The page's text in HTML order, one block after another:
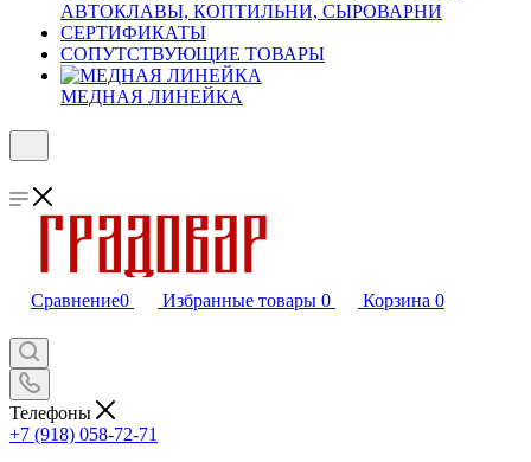
АВТОКЛАВЫ, КОПТИЛЬНИ, СЫРОВАРНИ
СЕРТИФИКАТЫ
СОПУТСТВУЮЩИЕ ТОВАРЫ
МЕДНАЯ ЛИНЕЙКА
Сравнение0 Избранные товары 0 Корзина 0
Телефоны
+7 (918) 058-72-71